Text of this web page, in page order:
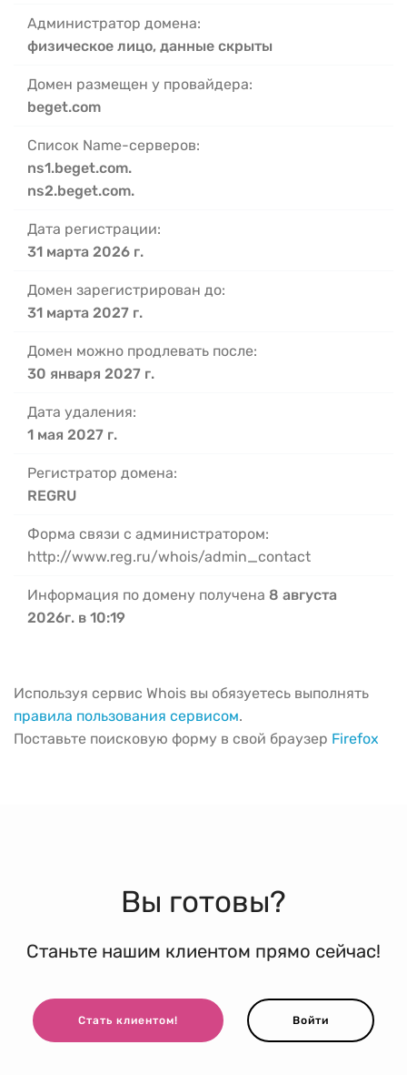
Администратор домена:
физическое лицо, данные скрыты
Домен размещен у провайдера:
beget.com
Список Name-серверов:
ns1.beget.com.
ns2.beget.com.
Дата регистрации:
31 марта 2026 г.
Домен зарегистрирован до:
31 марта 2027 г.
Домен можно продлевать после:
30 января 2027 г.
Дата удаления:
1 мая 2027 г.
Регистратор домена:
REGRU
Форма связи с администратором:
http://www.reg.ru/whois/admin_contact
Информация по домену получена 8 августа
2026г. в 10:19
Используя сервис Whois вы обязуетесь выполнять
правила пользования сервисом.
Поставьте поисковую форму в свой браузер Firefox
Вы готовы?
Станьте нашим клиентом прямо сейчас!
Стать клиентом! Войти